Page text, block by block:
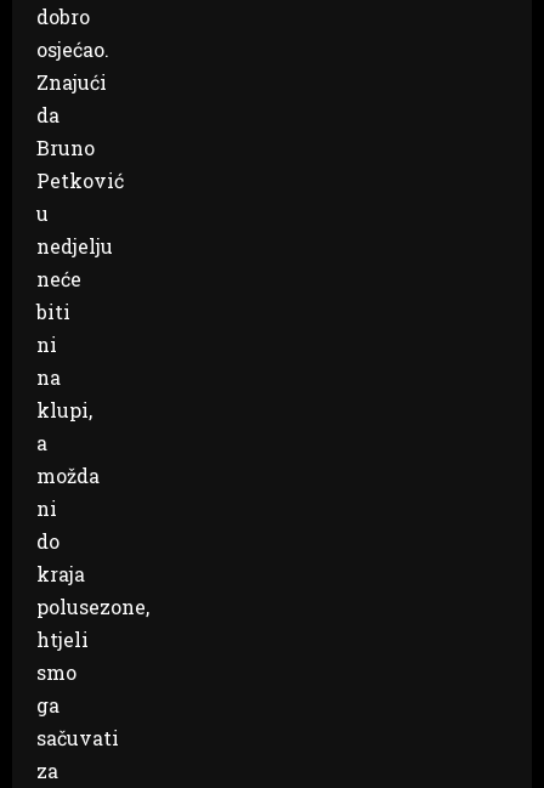
dobro
osjećao.
Znajući
da
Bruno
Petković
u
nedjelju
neće
biti
ni
na
klupi,
a
možda
ni
do
kraja
polusezone,
htjeli
smo
ga
sačuvati
za